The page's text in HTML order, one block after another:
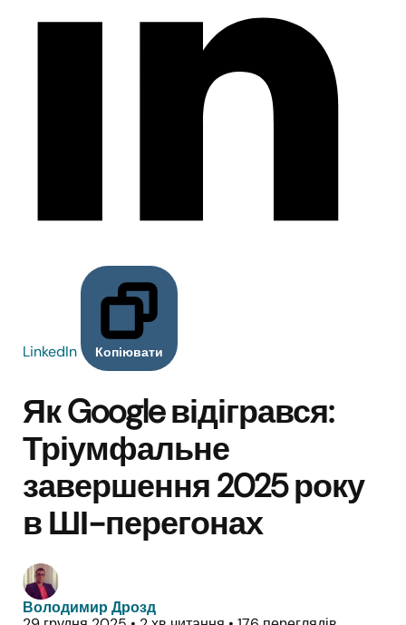
LinkedIn Копіювати
Як Google відігрався:
Тріумфальне
завершення 2025 року
в ШІ-перегонах
Володимир Дрозд